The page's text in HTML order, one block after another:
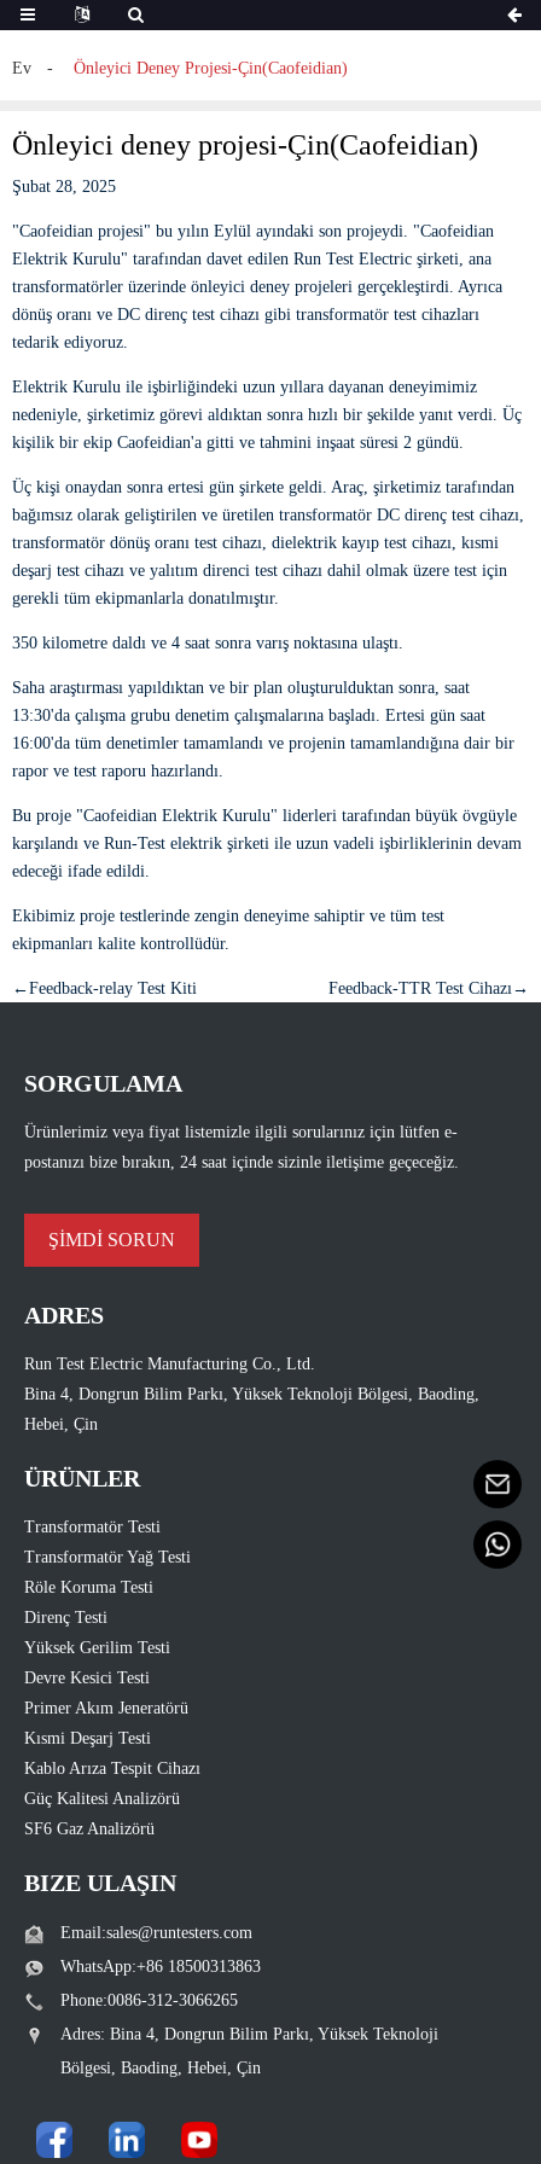
Ev Önleyici Deney Projesi-Çin(Caofeidian)
Önleyici deney projesi-Çin(Caofeidian)
Şubat 28, 2025
"Caofeidian projesi" bu yılın Eylül ayındaki son projeydi. "Caofeidian
Elektrik Kurulu" tarafından davet edilen Run Test Electric şirketi, ana
transformatörler üzerinde önleyici deney projeleri gerçekleştirdi. Ayrıca
dönüş oranı ve DC direnç test cihazı gibi transformatör test cihazları
tedarik ediyoruz.
Elektrik Kurulu ile işbirliğindeki uzun yıllara dayanan deneyimimiz
nedeniyle, şirketimiz görevi aldıktan sonra hızlı bir şekilde yanıt verdi. Üç
kişilik bir ekip Caofeidian'a gitti ve tahmini inşaat süresi 2 gündü.
Üç kişi onaydan sonra ertesi gün şirkete geldi. Araç, şirketimiz tarafından
bağımsız olarak geliştirilen ve üretilen transformatör DC direnç test cihazı,
transformatör dönüş oranı test cihazı, dielektrik kayıp test cihazı, kısmi
deşarj test cihazı ve yalıtım direnci test cihazı dahil olmak üzere test için
gerekli tüm ekipmanlarla donatılmıştır.
350 kilometre daldı ve 4 saat sonra varış noktasına ulaştı.
Saha araştırması yapıldıktan ve bir plan oluşturulduktan sonra, saat
13:30'da çalışma grubu denetim çalışmalarına başladı. Ertesi gün saat
16:00'da tüm denetimler tamamlandı ve projenin tamamlandığına dair bir
rapor ve test raporu hazırlandı.
Bu proje "Caofeidian Elektrik Kurulu" liderleri tarafından büyük övgüyle
karşılandı ve Run-Test elektrik şirketi ile uzun vadeli işbirliklerinin devam
edeceği ifade edildi.
Ekibimiz proje testlerinde zengin deneyime sahiptir ve tüm test
ekipmanları kalite kontrollüdür.
←Feedback-relay Test Kiti Feedback-TTR Test Cihazı→
SORGULAMA
Ürünlerimiz veya fiyat listemizle ilgili sorularınız için lütfen e-
postanızı bize bırakın, 24 saat içinde sizinle iletişime geçeceğiz.
ŞİMDİ SORUN
ADRES
Run Test Electric Manufacturing Co., Ltd.
Bina 4, Dongrun Bilim Parkı, Yüksek Teknoloji Bölgesi, Baoding,
Hebei, Çin
ÜRÜNLER
Transformatör Testi
Transformatör Yağ Testi
Röle Koruma Testi
Direnç Testi
Yüksek Gerilim Testi
Devre Kesici Testi
Primer Akım Jeneratörü
Kısmi Deşarj Testi
Kablo Arıza Tespit Cihazı
Güç Kalitesi Analizörü
SF6 Gaz Analizörü
BIZE ULAŞIN
Email:sales@runtesters.com
WhatsApp:+86 18500313863
Phone:0086-312-3066265
Adres: Bina 4, Dongrun Bilim Parkı, Yüksek Teknoloji
Bölgesi, Baoding, Hebei, Çin